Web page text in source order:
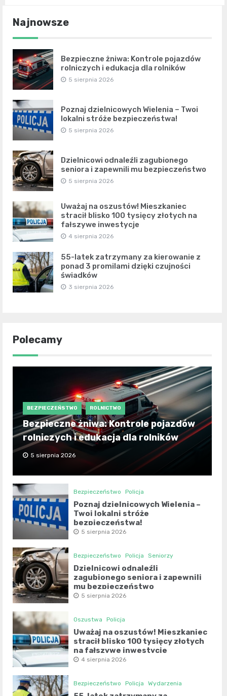
Najnowsze
Bezpieczne żniwa: Kontrole pojazdów
rolniczych i edukacja dla rolników
5 sierpnia 2026
Poznaj dzielnicowych Wielenia – Twoi
lokalni stróże bezpieczeństwa!
5 sierpnia 2026
Dzielnicowi odnaleźli zagubionego
seniora i zapewnili mu bezpieczeństwo
5 sierpnia 2026
Uważaj na oszustów! Mieszkaniec
stracił blisko 100 tysięcy złotych na
fałszywe inwestycje
4 sierpnia 2026
55-latek zatrzymany za kierowanie z
ponad 3 promilami dzięki czujności
świadków
3 sierpnia 2026
Polecamy
BEZPIECZEŃSTWO ROLNICTWO
Bezpieczne żniwa: Kontrole pojazdów
rolniczych i edukacja dla rolników
5 sierpnia 2026
Bezpieczeństwo Policja
Poznaj dzielnicowych Wielenia –
Twoi lokalni stróże
bezpieczeństwa!
5 sierpnia 2026
Bezpieczeństwo Policja Seniorzy
Dzielnicowi odnaleźli
zagubionego seniora i zapewnili
mu bezpieczeństwo
5 sierpnia 2026
Oszustwa Policja
Uważaj na oszustów! Mieszkaniec
stracił blisko 100 tysięcy złotych
na fałszywe inwestycje
4 sierpnia 2026
Bezpieczeństwo Policja Wydarzenia